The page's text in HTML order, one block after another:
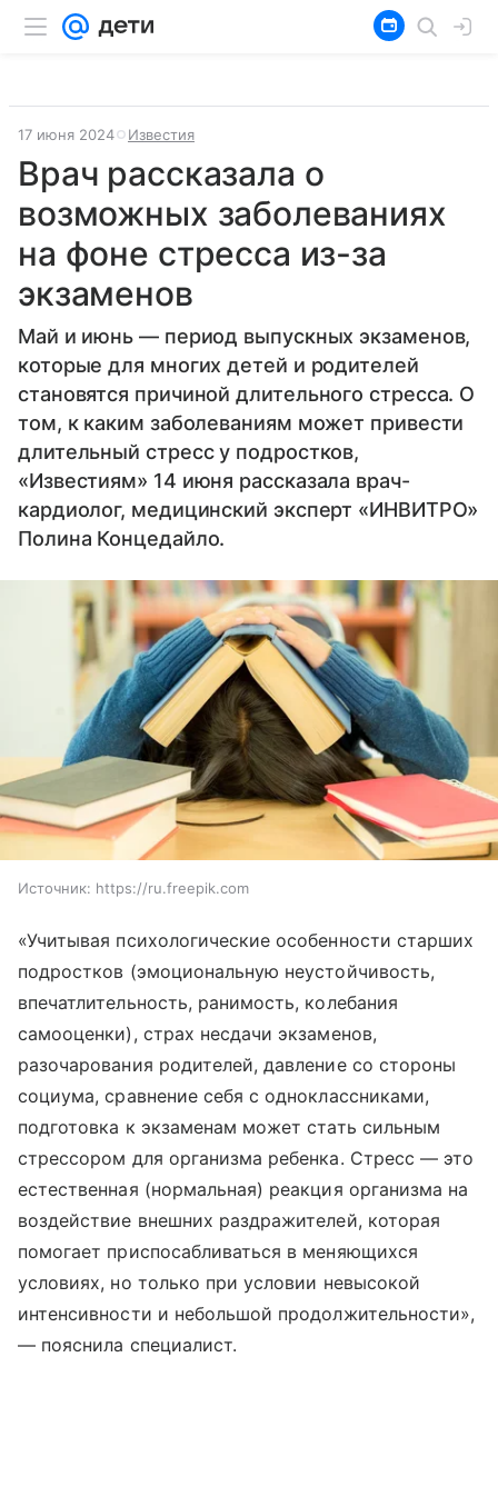
17 июня 2024 Известия
Врач рассказала о
возможных заболеваниях
на фоне стресса из-за
экзаменов
Май и июнь — период выпускных экзаменов,
которые для многих детей и родителей
становятся причиной длительного стресса. О
том, к каким заболеваниям может привести
длительный стресс у подростков,
«Известиям» 14 июня рассказала врач-
кардиолог, медицинский эксперт «ИНВИТРО»
Полина Концедайло.
Источник: https://ru.freepik.com
«Учитывая психологические особенности старших
подростков (эмоциональную неустойчивость,
впечатлительность, ранимость, колебания
самооценки), страх несдачи экзаменов,
разочарования родителей, давление со стороны
социума, сравнение себя с одноклассниками,
подготовка к экзаменам может стать сильным
стрессором для организма ребенка. Стресс — это
естественная (нормальная) реакция организма на
воздействие внешних раздражителей, которая
помогает приспосабливаться в меняющихся
условиях, но только при условии невысокой
интенсивности и небольшой продолжительности»,
— пояснила специалист.